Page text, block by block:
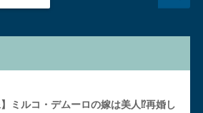
】ミルコ・デムーロの嫁は美人⁉︎再婚し